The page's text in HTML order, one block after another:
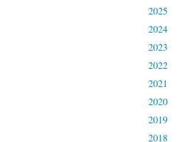
2025
2024
2023
2022
2021
2020
2019
2018